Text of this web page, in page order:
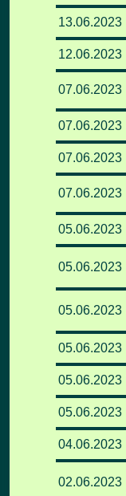
13.06.2023
12.06.2023
07.06.2023
07.06.2023
07.06.2023
07.06.2023
05.06.2023
05.06.2023
05.06.2023
05.06.2023
05.06.2023
05.06.2023
04.06.2023
02.06.2023